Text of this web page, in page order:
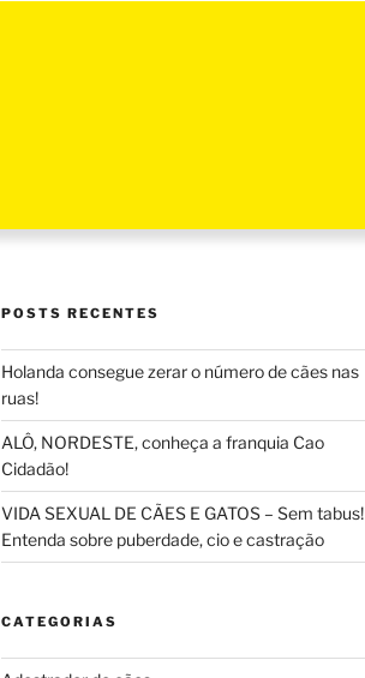
POSTS RECENTES
Holanda consegue zerar o número de cães nas
ruas!
ALÔ, NORDESTE, conheça a franquia Cao
Cidadão!
VIDA SEXUAL DE CÃES E GATOS – Sem tabus!
Entenda sobre puberdade, cio e castração
CATEGORIAS